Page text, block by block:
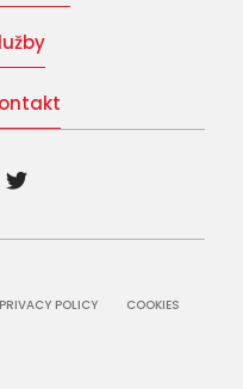
PRIVACY POLICY
COOKIES